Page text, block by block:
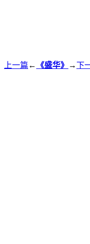
上一篇 ← 《盛华》 →下